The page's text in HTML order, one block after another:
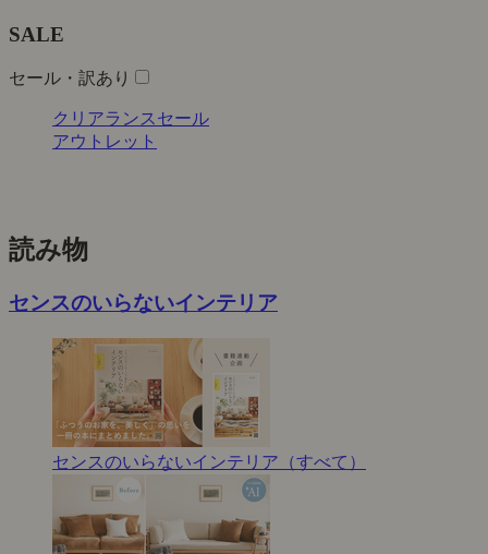
SALE
セール・訳あり
クリアランスセール
アウトレット
読み物
センスのいらないインテリア
センスのいらないインテリア（すべて）